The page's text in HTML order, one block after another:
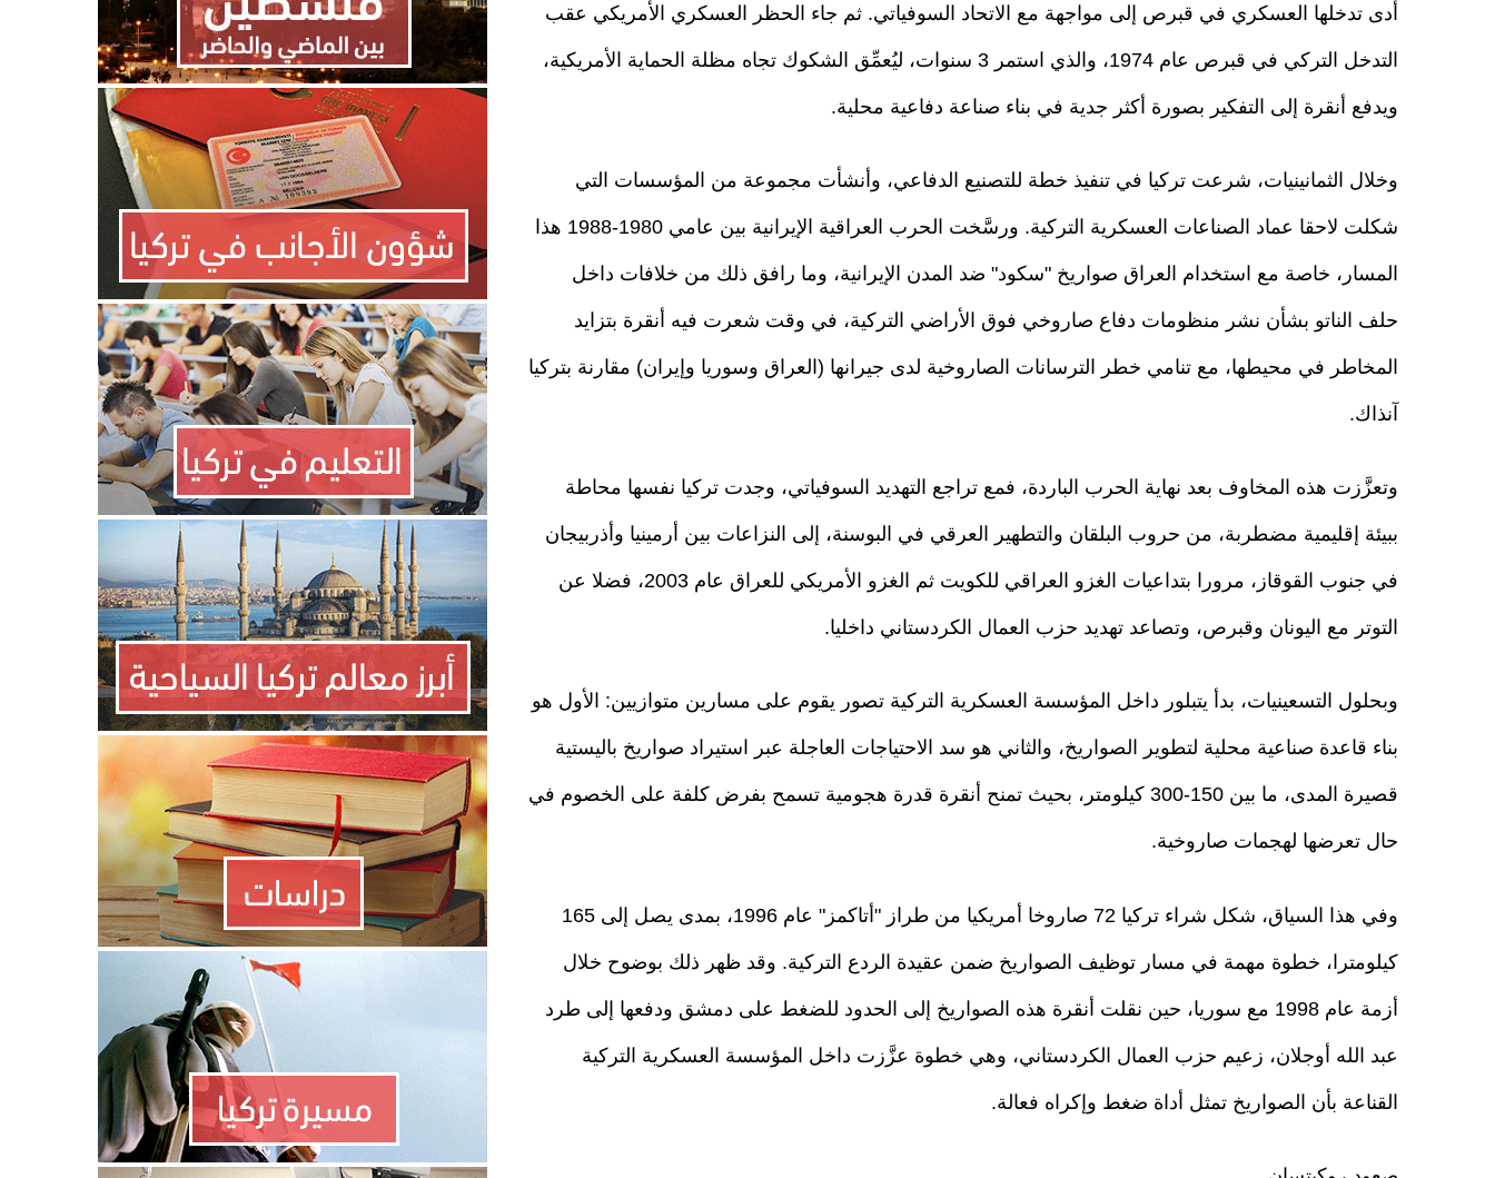
أدى تدخلها العسكري في قبرص إلى مواجهة مع الاتحاد السوفياتي. ثم جاء الحظر العسكري الأمريكي عقب
التدخل التركي في قبرص عام 1974، والذي استمر 3 سنوات، ليُعمِّق الشكوك تجاه مظلة الحماية الأمريكية،
ويدفع أنقرة إلى التفكير بصورة أكثر جدية في بناء صناعة دفاعية محلية.
وخلال الثمانينيات، شرعت تركيا في تنفيذ خطة للتصنيع الدفاعي، وأنشأت مجموعة من المؤسسات التي
شكلت لاحقا عماد الصناعات العسكرية التركية. ورسَّخت الحرب العراقية الإيرانية بين عامي 1980-1988 هذا
المسار، خاصة مع استخدام العراق صواريخ "سكود" ضد المدن الإيرانية، وما رافق ذلك من خلافات داخل
حلف الناتو بشأن نشر منظومات دفاع صاروخي فوق الأراضي التركية، في وقت شعرت فيه أنقرة بتزايد
المخاطر في محيطها، مع تنامي خطر الترسانات الصاروخية لدى جيرانها (العراق وسوريا وإيران) مقارنة بتركيا
آنذاك.
وتعزَّزت هذه المخاوف بعد نهاية الحرب الباردة، فمع تراجع التهديد السوفياتي، وجدت تركيا نفسها محاطة
ببيئة إقليمية مضطربة، من حروب البلقان والتطهير العرقي في البوسنة، إلى النزاعات بين أرمينيا وأذربيجان
في جنوب القوقاز، مرورا بتداعيات الغزو العراقي للكويت ثم الغزو الأمريكي للعراق عام 2003، فضلا عن
التوتر مع اليونان وقبرص، وتصاعد تهديد حزب العمال الكردستاني داخليا.
وبحلول التسعينيات، بدأ يتبلور داخل المؤسسة العسكرية التركية تصور يقوم على مسارين متوازيين: الأول هو
بناء قاعدة صناعية محلية لتطوير الصواريخ، والثاني هو سد الاحتياجات العاجلة عبر استيراد صواريخ باليستية
قصيرة المدى، ما بين 150-300 كيلومتر، بحيث تمنح أنقرة قدرة هجومية تسمح بفرض كلفة على الخصوم في
حال تعرضها لهجمات صاروخية.
وفي هذا السياق، شكل شراء تركيا 72 صاروخا أمريكيا من طراز "أتاكمز" عام 1996، بمدى يصل إلى 165
كيلومترا، خطوة مهمة في مسار توظيف الصواريخ ضمن عقيدة الردع التركية. وقد ظهر ذلك بوضوح خلال
أزمة عام 1998 مع سوريا، حين نقلت أنقرة هذه الصواريخ إلى الحدود للضغط على دمشق ودفعها إلى طرد
عبد الله أوجلان، زعيم حزب العمال الكردستاني، وهي خطوة عزَّزت داخل المؤسسة العسكرية التركية
القناعة بأن الصواريخ تمثل أداة ضغط وإكراه فعالة.